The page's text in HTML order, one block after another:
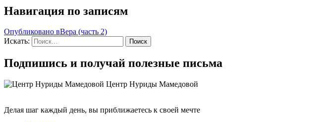
Навигация по записям
Опубликовано вВера (часть 2)
Искать:
Поиск
Подпишись и получай полезные письма
Центр Нуриды Мамедовой
Делая шаг каждый день, вы приближаетесь к своей мечте